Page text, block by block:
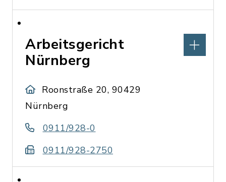
Arbeitsgericht
Nürnberg
Roonstraße 20, 90429
Nürnberg
0911/928-0
0911/928-2750